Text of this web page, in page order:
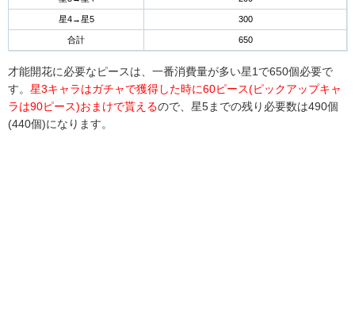
星4→星5 300
合計 650
才能開花に必要なピースは、一番消費量が多い星1で650個必要で
す。 星3キャラはガチャで獲得した時に60ピース(ピックアップキャ
ラは90ピース)おまけで貰えるので、星5までの残り必要数は490個
(440個)になります。